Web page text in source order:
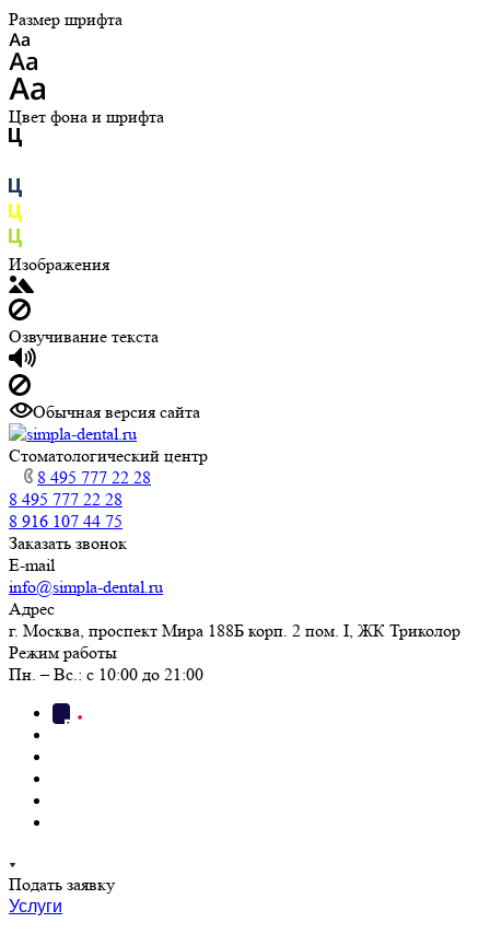
Размер шрифта
Цвет фона и шрифта
Изображения
Озвучивание текста
Обычная версия сайта
Cтоматологический центр
8 495 777 22 28
8 495 777 22 28
8 916 107 44 75
Заказать звонок
E-mail
info@simpla-dental.ru
Адрес
г. Москва, проспект Мира 188Б корп. 2 пом. I, ЖК Триколор
Режим работы
Пн. – Вс.: с 10:00 до 21:00
Подать заявку
Услуги